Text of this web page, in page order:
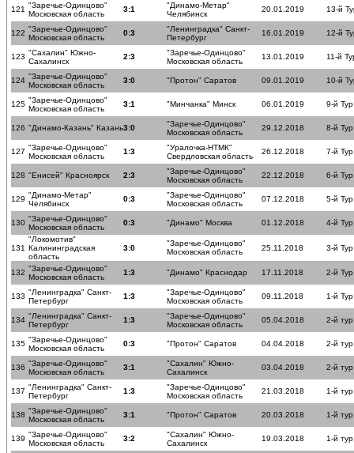
121 "Заречье-Одинцово"
Московская область
3:1
"Динамо-Метар"
Челябинск
20.01.2019 13-й
122 "Заречье-Одинцово"
Московская область
0:3
"Ленинградка" Санкт-
Петербург
16.01.2019 12-й
123 "Сахалин" Южно-
Сахалинск
2:3
"Заречье-Одинцово"
Московская область
13.01.2019 11-й
124 "Заречье-Одинцово"
Московская область
3:0 "Протон" Саратов 09.01.2019 10-й
125 "Заречье-Одинцово"
Московская область
3:1 "Минчанка" Минск 06.01.2019 9-й Тур
126 "Динамо-Казань" Казань3:0
"Заречье-Одинцово"
Московская область
29.12.2018 8-й Тур
127 "Заречье-Одинцово"
Московская область
1:3
"Уралочка-НТМК"
Свердловская область
26.12.2018 7-й Тур
128 "Енисей" Красноярск 2:3
"Заречье-Одинцово"
Московская область
22.12.2018 6-й Тур
129 "Динамо-Метар"
Челябинск
0:3
"Заречье-Одинцово"
Московская область
07.12.2018 5-й Тур
130 "Заречье-Одинцово"
Московская область
0:3 "Динамо" Москва 01.12.2018 4-й Тур
131
"Локомотив"
Калининградская
область
3:0
"Заречье-Одинцово"
Московская область
25.11.2018 3-й Тур
132 "Заречье-Одинцово"
Московская область
1:3 "Динамо" Краснодар 17.11.2018 2-й Тур
133 "Ленинградка" Санкт-
Петербург
1:3
"Заречье-Одинцово"
Московская область
09.11.2018 1-й Тур
134 "Ленинградка" Санкт-
Петербург
1:3
"Заречье-Одинцово"
Московская область
05.04.2018 2-й
135 "Заречье-Одинцово"
Московская область
0:3 "Протон" Саратов 04.04.2018 2-й
136 "Заречье-Одинцово"
Московская область
3:1
"Сахалин" Южно-
Сахалинск
03.04.2018 2-й
137 "Ленинградка" Санкт-
Петербург
1:3
"Заречье-Одинцово"
Московская область
21.03.2018 1-й
138 "Заречье-Одинцово"
Московская область
3:1 "Протон" Саратов 20.03.2018 1-й
139 "Заречье-Одинцово"
Московская область
3:2
"Сахалин" Южно-
Сахалинск
19.03.2018 1-й